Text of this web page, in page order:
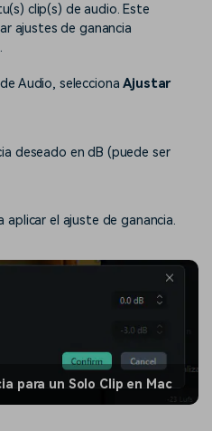
clip(s) de audio. Este
ajustes de ganancia
Audio, seleccionaAjustar
deseado en dB (puede ser
aplicar el ajuste de ganancia.
para un Solo Clip en Mac